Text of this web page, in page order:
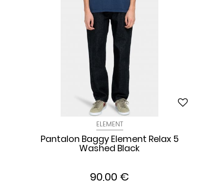
ELEMENT
Pantalon Baggy Element Relax 5
Washed Black
90,00 €